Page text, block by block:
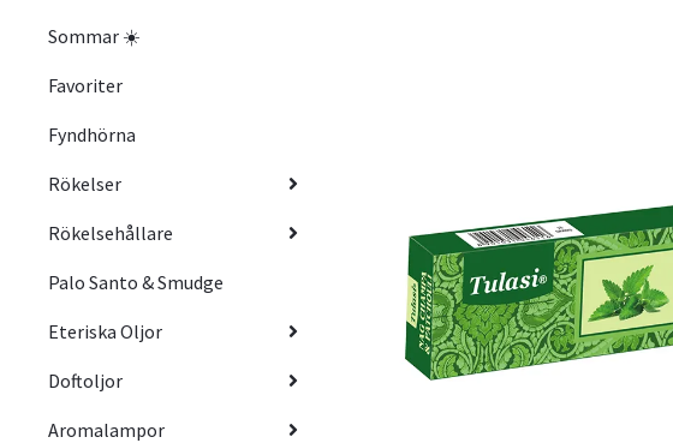
Sommar ☀️
Favoriter
Fyndhörna
Rökelser
Rökelsehållare
Palo Santo & Smudge
Eteriska Oljor
Doftoljor
Aromalampor